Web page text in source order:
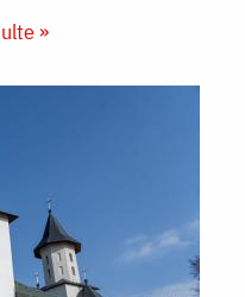
»